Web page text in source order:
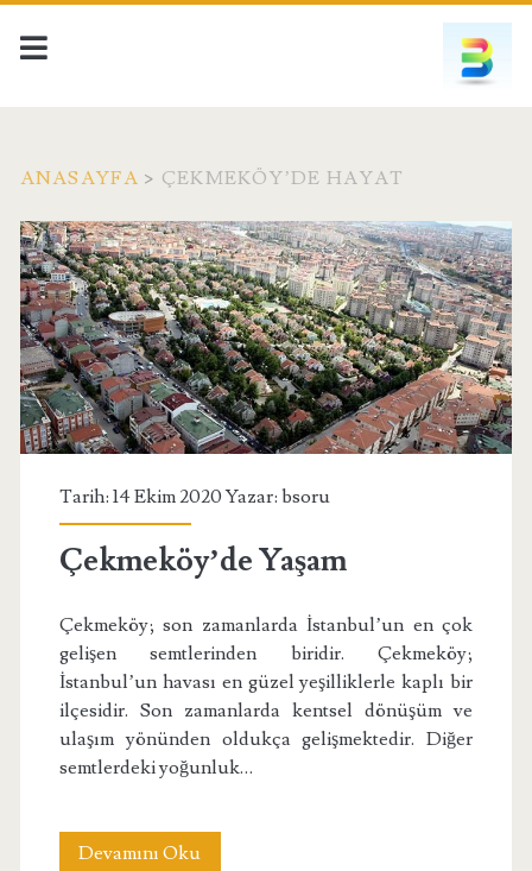
ANASAYFA > ÇEKMEKÖY’DE HAYAT
Etiket:
<span>çekmeköy’de
hayat</span>
Tarih: 14 Ekim 2020 Yazar: bsoru
Çekmeköy’de Yaşam
Çekmeköy; son zamanlarda İstanbul’un en çok
gelişen semtlerinden biridir. Çekmeköy;
İstanbul’un havası en güzel yeşilliklerle kaplı bir
ilçesidir. Son zamanlarda kentsel dönüşüm ve
ulaşım yönünden oldukça gelişmektedir. Diğer
semtlerdeki yoğunluk…
Devamını OkuÇekmeköy’de